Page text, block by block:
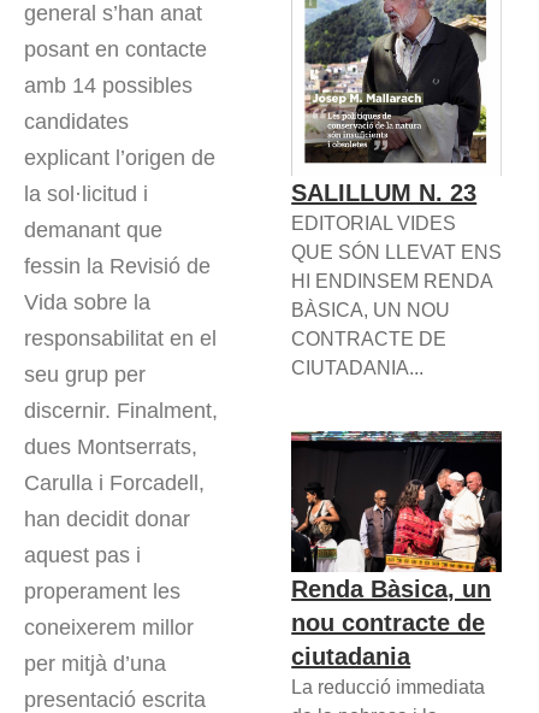
general s’han anat
posant en contacte
amb 14 possibles
candidates
explicant l’origen de
la sol·licitud i
demanant que
fessin la Revisió de
Vida sobre la
responsabilitat en el
seu grup per
discernir. Finalment,
dues Montserrats,
Carulla i Forcadell,
han decidit donar
aquest pas i
properament les
coneixerem millor
per mitjà d’una
presentació escrita
SALILLUM N. 23
EDITORIAL VIDES
QUE SÓN LLEVAT ENS
HI ENDINSEM RENDA
BÀSICA, UN NOU
CONTRACTE DE
CIUTADANIA...
Renda Bàsica, un
nou contracte de
ciutadania
La reducció immediata